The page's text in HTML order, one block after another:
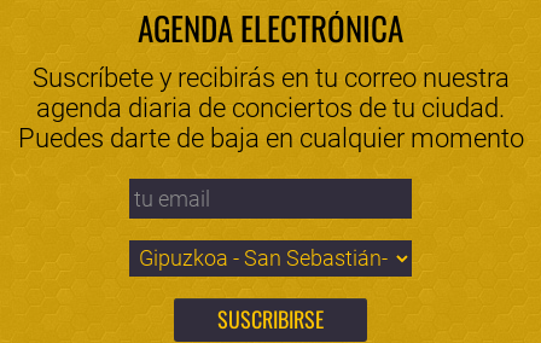
AGENDA ELECTRÓNICA
Suscríbete y recibirás en tu correo nuestra
agenda diaria de conciertos de tu ciudad.
Puedes darte de baja en cualquier momento